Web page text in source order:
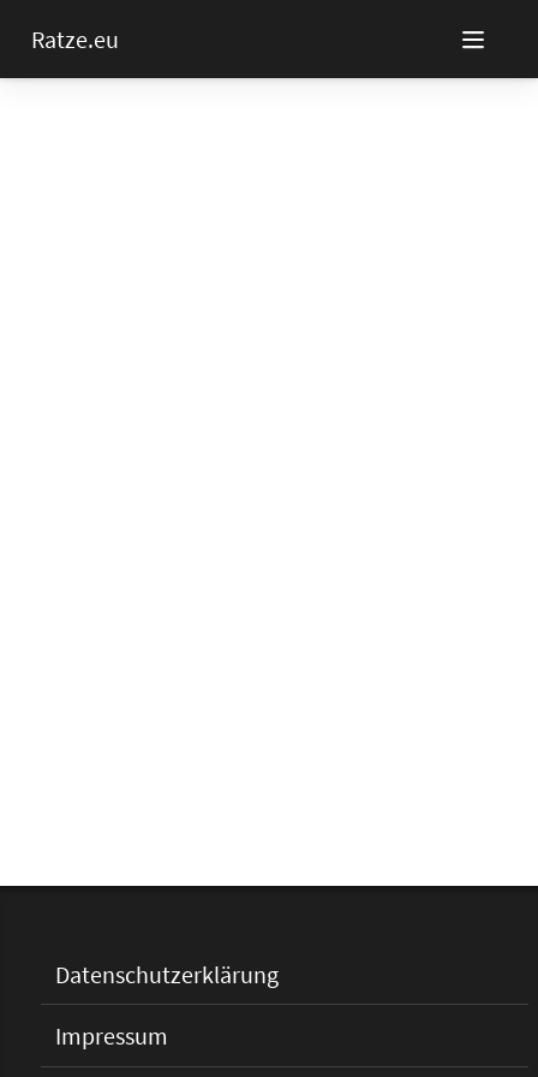
Ratze.eu
Datenschutzerklärung
Impressum